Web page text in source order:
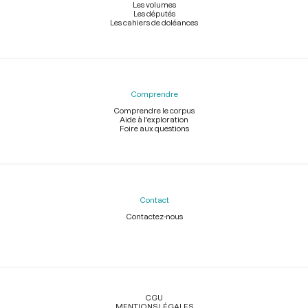
Les volumes
Les députés
Les cahiers de doléances
Comprendre
Comprendre le corpus
Aide à l'exploration
Foire aux questions
Contact
Contactez-nous
Légal
CGU